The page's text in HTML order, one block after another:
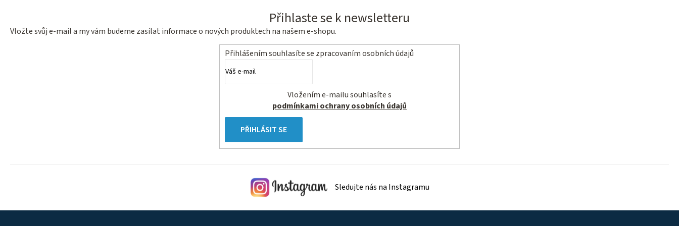
Přihlaste se k newsletteru
Vložte svůj e-mail a my vám budeme zasílat informace o nových produktech na našem e-shopu.
Přihlášením souhlasíte se zpracovaním osobních údajů
podmínkami ochrany osobních údajů
PŘIHLÁSIT SE
Sledujte nás na Instagramu